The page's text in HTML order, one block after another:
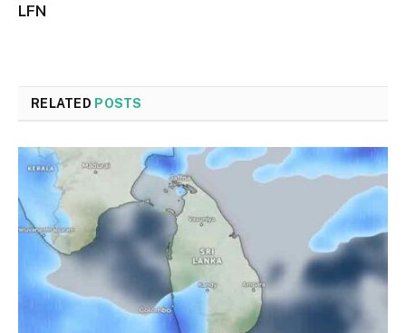
LFN
RELATED POSTS